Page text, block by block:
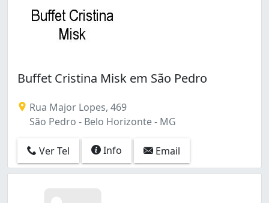
Buffet Cristina Misk em São Pedro
Rua Major Lopes, 469
São Pedro - Belo Horizonte - MG
Ver Tel Info Email